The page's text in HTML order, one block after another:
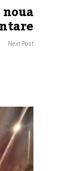
Next Post